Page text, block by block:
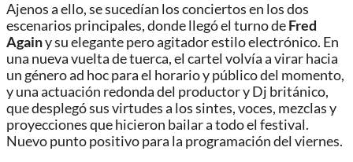
Ajenos a ello, se sucedían los conciertos en los dos
escenarios principales, donde llegó el turno deFred
Againy su elegante pero agitador estilo electrónico. En
una nueva vuelta de tuerca, el cartel volvía a virar hacia
un género ad hoc para el horario y público del momento,
y una actuación redonda del productor y Dj británico,
que desplegó sus virtudes a los sintes, voces, mezclas y
proyecciones que hicieron bailar a todo el festival.
Nuevo punto positivo para la programación del viernes.